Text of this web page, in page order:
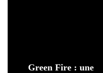
Green Fire : une